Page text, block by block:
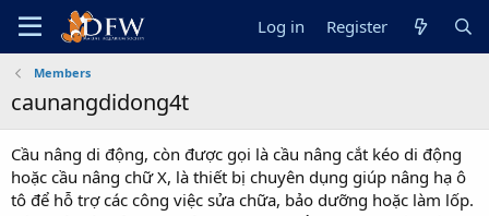
Log in Register
Members
caunangdidong4t
Cầu nâng di động, còn được gọi là cầu nâng cắt kéo di động
hoặc cầu nâng chữ X, là thiết bị chuyên dụng giúp nâng hạ ô
tô để hỗ trợ các công việc sửa chữa, bảo dưỡng hoặc làm lốp.